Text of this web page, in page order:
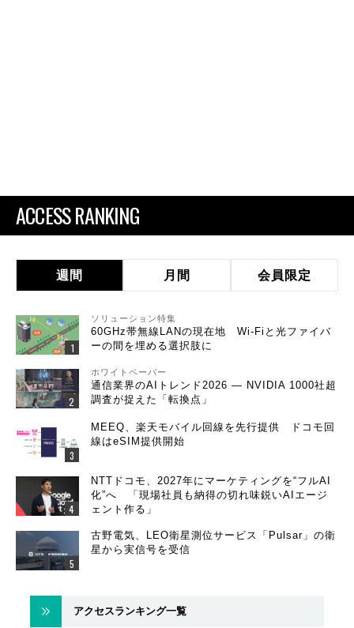
ACCESS RANKING
週間 月間 会員限定
ソリューション特集
60GHz帯無線LANの現在地 Wi-Fiと光ファイバ
ーの間を埋める選択肢に
ホワイトペーパー
通信業界のAIトレンド2026 ― NVIDIA 1000社超
調査が捉えた「転換点」
MEEQ、楽天モバイル回線を先行提供 ドコモ回
線はeSIM提供開始
NTTドコモ、2027年にマーケティングを“フルAI
化”へ 「現場社員も納得の切れ味鋭いAIエージ
ェント作る」
古野電気、LEO衛星測位サービス「Pulsar」の衛
星から実信号を受信
アクセスランキング一覧